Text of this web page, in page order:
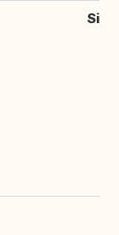
Si